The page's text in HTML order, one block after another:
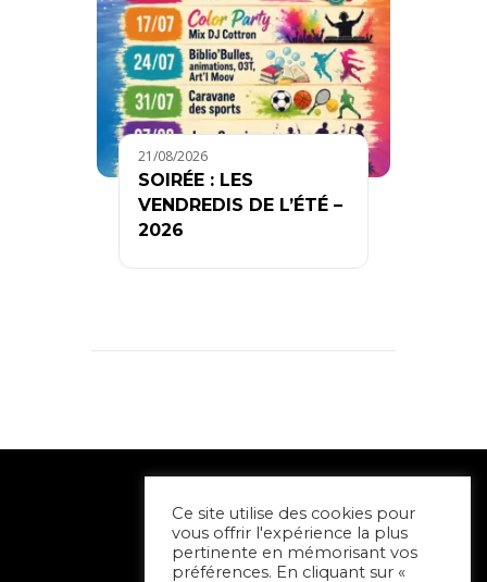
21/08/2026
SOIRÉE : LES
VENDREDIS DE L’ÉTÉ –
2026
Ce site utilise des cookies pour
vous offrir l'expérience la plus
pertinente en mémorisant vos
préférences. En cliquant sur «